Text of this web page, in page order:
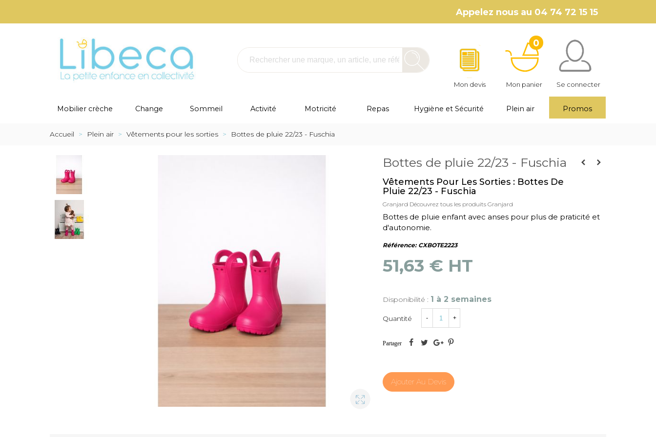
Appelez nous au 04 74 72 15 15
Mon devis
0
Mon panier Se connecter
Mobilier crèche Change Sommeil Activité Motricité Repas Hygiène et Sécurité Plein air Promos
Accueil > Plein air > Vêtements pour les sorties > Bottes de pluie 22/23 - Fuschia
Bottes de pluie 22/23 - Fuschia
Vêtements Pour Les Sorties : Bottes De
Pluie 22/23 - Fuschia
Granjard Découvrez tous les produits Granjard
Bottes de pluie enfant avec anses pour plus de praticité et
d'autonomie.
Référence: CXBOTE2223
51,63 € HT
Disponibilité : 1 à 2 semaines
Quantité - +
Partager
Ajouter Au Devis